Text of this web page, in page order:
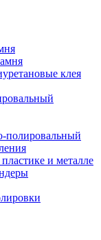
клея
полировальный
и металле